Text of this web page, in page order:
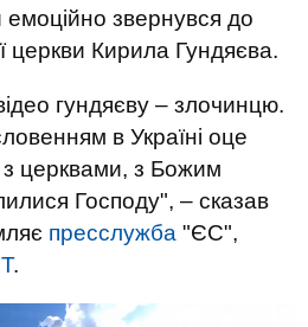
емоційно звернувся до
церкви Кирила Гундяєва.
гундяєву – злочинцю.
в Україні оце
церквами, з Божим
Господу", – сказав
пресслужба "ЄС",
.